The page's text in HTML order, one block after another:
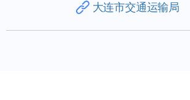
大连市交通运输局